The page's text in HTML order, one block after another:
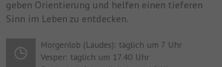
geben Orientierung und helfen einen tieferen
Sinn im Leben zu entdecken.
Morgenlob (Laudes): täglich um 7 Uhr
Vesper: täglich um 17.40 Uhr